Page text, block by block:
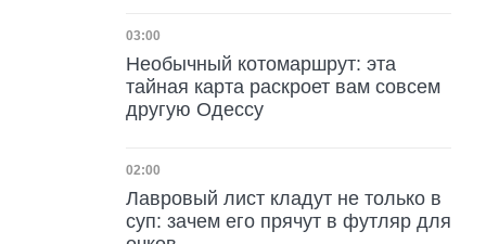
Дата публикации
03:00
Необычный котомаршрут: эта
тайная карта раскроет вам совсем
другую Одессу
Дата публикации
02:00
Лавровый лист кладут не только в
суп: зачем его прячут в футляр для